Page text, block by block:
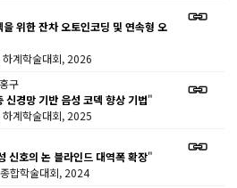
위한 잔차 오토인코딩 및 연속형 오
계학술대회, 2026
구
신경망 기반 음성 코덱 향상 기법"
계학술대회, 2025
신호의 논 블라인드 대역폭 확장"
합학술대회, 2024